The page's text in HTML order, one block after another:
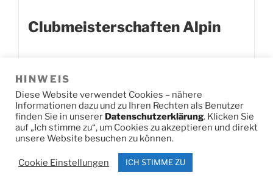
Clubmeisterschaften Alpin
HINWEIS
Diese Website verwendet Cookies – nähere
Informationen dazu und zu Ihren Rechten als Benutzer
finden Sie in unsererDatenschutzerklärung. Klicken Sie
auf „Ich stimme zu“, um Cookies zu akzeptieren und direkt
unsere Website besuchen zu können.
Cookie Einstellungen ICH STIMME ZU